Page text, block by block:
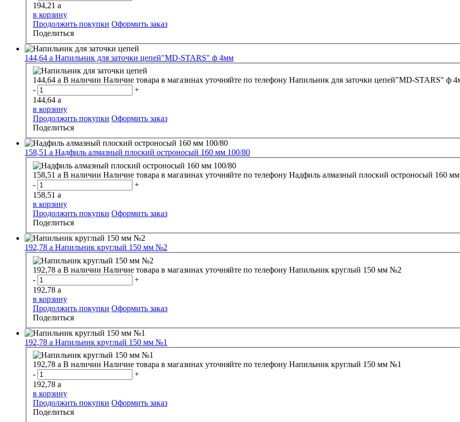
194,21 a
в корзину
Продолжить покупки Оформить заказ
Поделиться
144,64 a Напильник для заточки цепей"MD-STARS" ф 4мм
144,64 a В наличии Наличие товара в магазинах уточняйте по телефону Напильник для заточки цепей"MD-STARS" ф
-
+
144,64 a
в корзину
Продолжить покупки Оформить заказ
Поделиться
158,51 a Надфиль алмазный плоский остроносый 160 мм 100/80
158,51 a В наличии Наличие товара в магазинах уточняйте по телефону Надфиль алмазный плоский остроносый 160
-
+
158,51 a
в корзину
Продолжить покупки Оформить заказ
Поделиться
192,78 a Напильник круглый 150 мм №2
192,78 a В наличии Наличие товара в магазинах уточняйте по телефону Напильник круглый 150 мм №2
-
+
192,78 a
в корзину
Продолжить покупки Оформить заказ
Поделиться
192,78 a Напильник круглый 150 мм №1
192,78 a В наличии Наличие товара в магазинах уточняйте по телефону Напильник круглый 150 мм №1
-
+
192,78 a
в корзину
Продолжить покупки Оформить заказ
Поделиться